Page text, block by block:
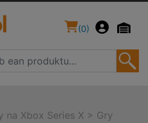
(0)
na Xbox Series X > Gry